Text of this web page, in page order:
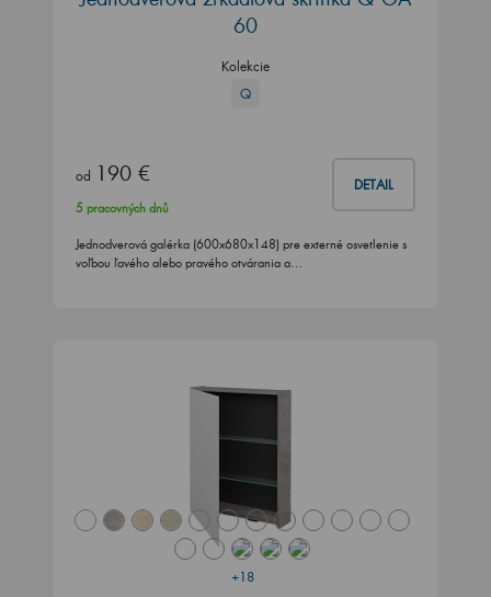
60
Kolekcie
Q
od 190 € DETAIL
5 pracovných dnů
Jednodverová galérka (600x680x148) pre externé osvetlenie s
voľbou ľavého alebo pravého otvárania a…
+18